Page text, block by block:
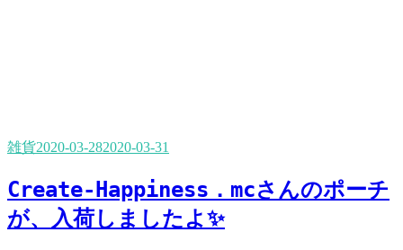
雑貨2020-03-282020-03-31
Create-Happiness．mcさんのポーチ
が、入荷しましたよ✨